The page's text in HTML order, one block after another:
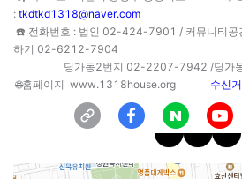
: tkdtkd1318@naver.com
☎️ 전화번호 : 법인 02-424-7901 / 커뮤니티
하기 02-6212-7904
딩가동2번지 02-2207-7942 /딩가동
🌐홈페이지 www.1318house.org 수신